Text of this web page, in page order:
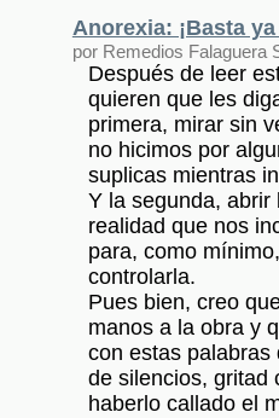
Anorexia: ¡Basta
por Remedios Falaguera
Después de leer
quieren que les
primera, mirar sin
no hicimos por
suplicas mientras
Y la segunda, abrir
realidad que nos
para, como
controlarla.
Pues bien, creo
manos a la obra y
con estas palabras
de silencios, gritad
haberlo callado el